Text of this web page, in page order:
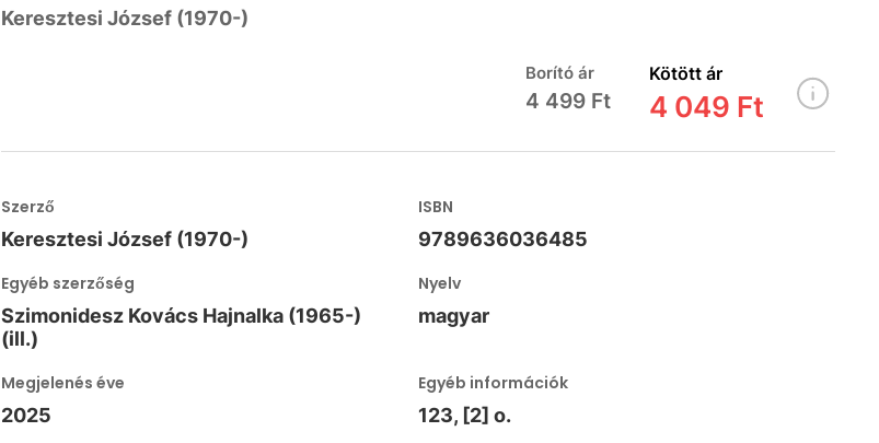
Keresztesi József (1970-)
Borító ár
4 499 Ft
Kötött ár
4 049 Ft
Szerző
Keresztesi József (1970-)
ISBN
9789636036485
Egyéb szerzőség
Szimonidesz Kovács Hajnalka (1965-)
(ill.)
Nyelv
magyar
Megjelenés éve
2025
Egyéb információk
123, [2] o.